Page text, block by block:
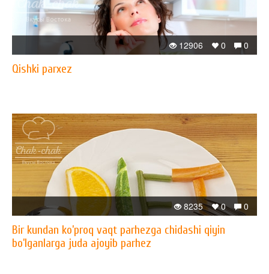
0
0
12906
Qishki parxez
0
0
8235
Bir kundan ko’proq vaqt parhezga chidashi qiyin
bo’lganlarga juda ajoyib parhez